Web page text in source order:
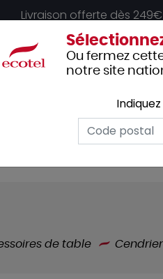
Livraison offerte dès
et
Vêtements
de table
Ou fermez
notre site